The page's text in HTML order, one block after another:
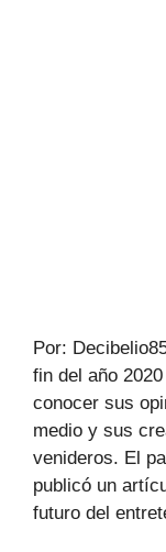
Por:
fin del año
conocer sus
medio y sus
venideros. El
publicó un
futuro del